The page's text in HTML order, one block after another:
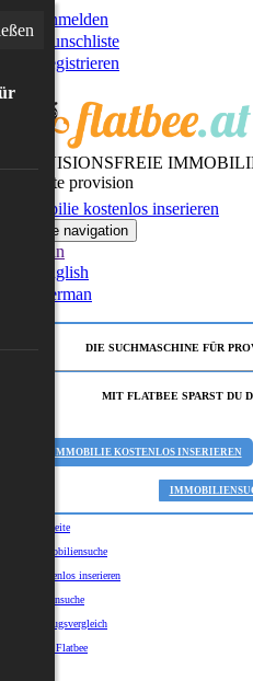
Anmelden
Wunschliste
Registrieren
PROVISIONSFREIE
gesamte provision
Immobilie kostenlos inserieren
Toggle navigation
German
English
German
DIE SUCHMASCHINE FÜR
MIT FLATBEE SPARST DU
IMMOBILIE KOSTENLOS INSERIEREN
Startseite
Immobiliensuche
Kostenlos inserieren
Kartensuche
Umzugsvergleich
Über Flatbee